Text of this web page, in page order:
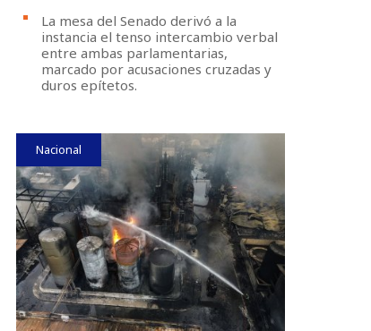
La mesa del Senado derivó a la
instancia el tenso intercambio verbal
entre ambas parlamentarias,
marcado por acusaciones cruzadas y
duros epítetos.
Nacional